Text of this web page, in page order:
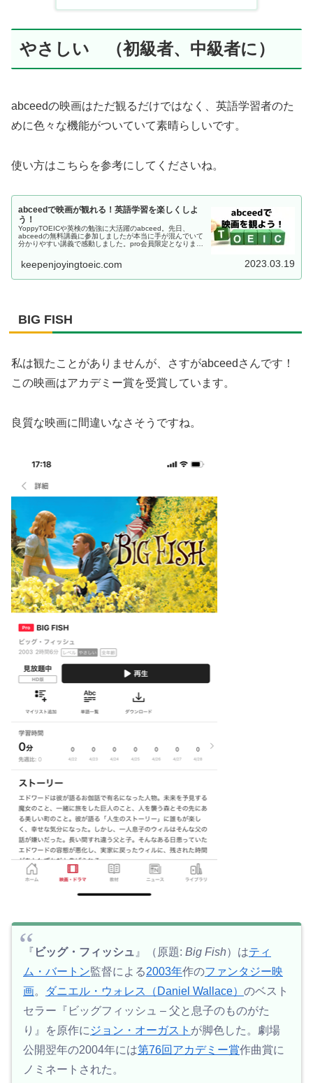
やさしい （初級者、中級者に）
abceedの映画はただ観るだけではなく、英語学習者のた
めに色々な機能がついていて素晴らしいです。
使い方はこちらを参考にしてくださいね。
abceedで映画が観れる！英語学習を楽しくしよ
う！
YoppyTOEICや英検の勉強に大活躍のabceed。先日、
abceedの無料講義に参加しましたが本当に手が混んでいて
分かりやすい講義で感動しました。pro会員限定となります
keepenjoyingtoeic.com 2023.03.19
BIG FISH
私は観たことがありませんが、さすがabceedさんです！
この映画はアカデミー賞を受賞しています。
良質な映画に間違いなさそうですね。
『 ビッグ・フィッシュ 』（原題: Big Fish）はティ
ム・バートン監督による2003年作のファンタジー映
画。 ダニエル・ウォレス （Daniel Wallace） のベスト
セラー『ビッグフィッシュ – 父と息子のものがた
り』を原作に ジョン・オーガスト が脚色した。劇場
公開翌年の2004年には第76回アカデミー賞作曲賞に
ノミネートされた。